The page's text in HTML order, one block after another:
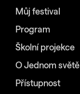
Můj festival
Program
Školní projekce
O Jednom světě
Přístupnost